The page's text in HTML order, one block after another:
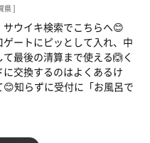
タオルは要らなくなった
り…暖かくなってきました
心配したけど、スムーズに
か言ってた気がするけど、
るのと、冷風にしてもちゃ
度計はもっと高い温度を表
はない。天井低いからロウ
ーも時計もなくて、砂時計
も…記憶が曖昧😢)私は時計
皆さん時間を気にしておら
ラドル半分の量です🙆
県 ]
ウイキ検索でこちらへ😊
ートにピッとして入れ、中
最後の清算まで使える🙆く
交換するのはよくあるけ
知らずに受付に「お風呂で